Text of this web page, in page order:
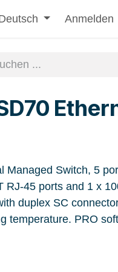
Anmelden
Managed Switch, 5
RJ-45 ports and 1 x
duplex SC
temperature. PRO